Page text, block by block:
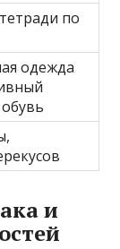
по
одежда
и